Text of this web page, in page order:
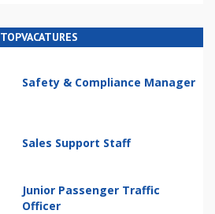
TOPVACATURES
Safety & Compliance Manager
Sales Support Staff
Junior Passenger Traffic
Officer